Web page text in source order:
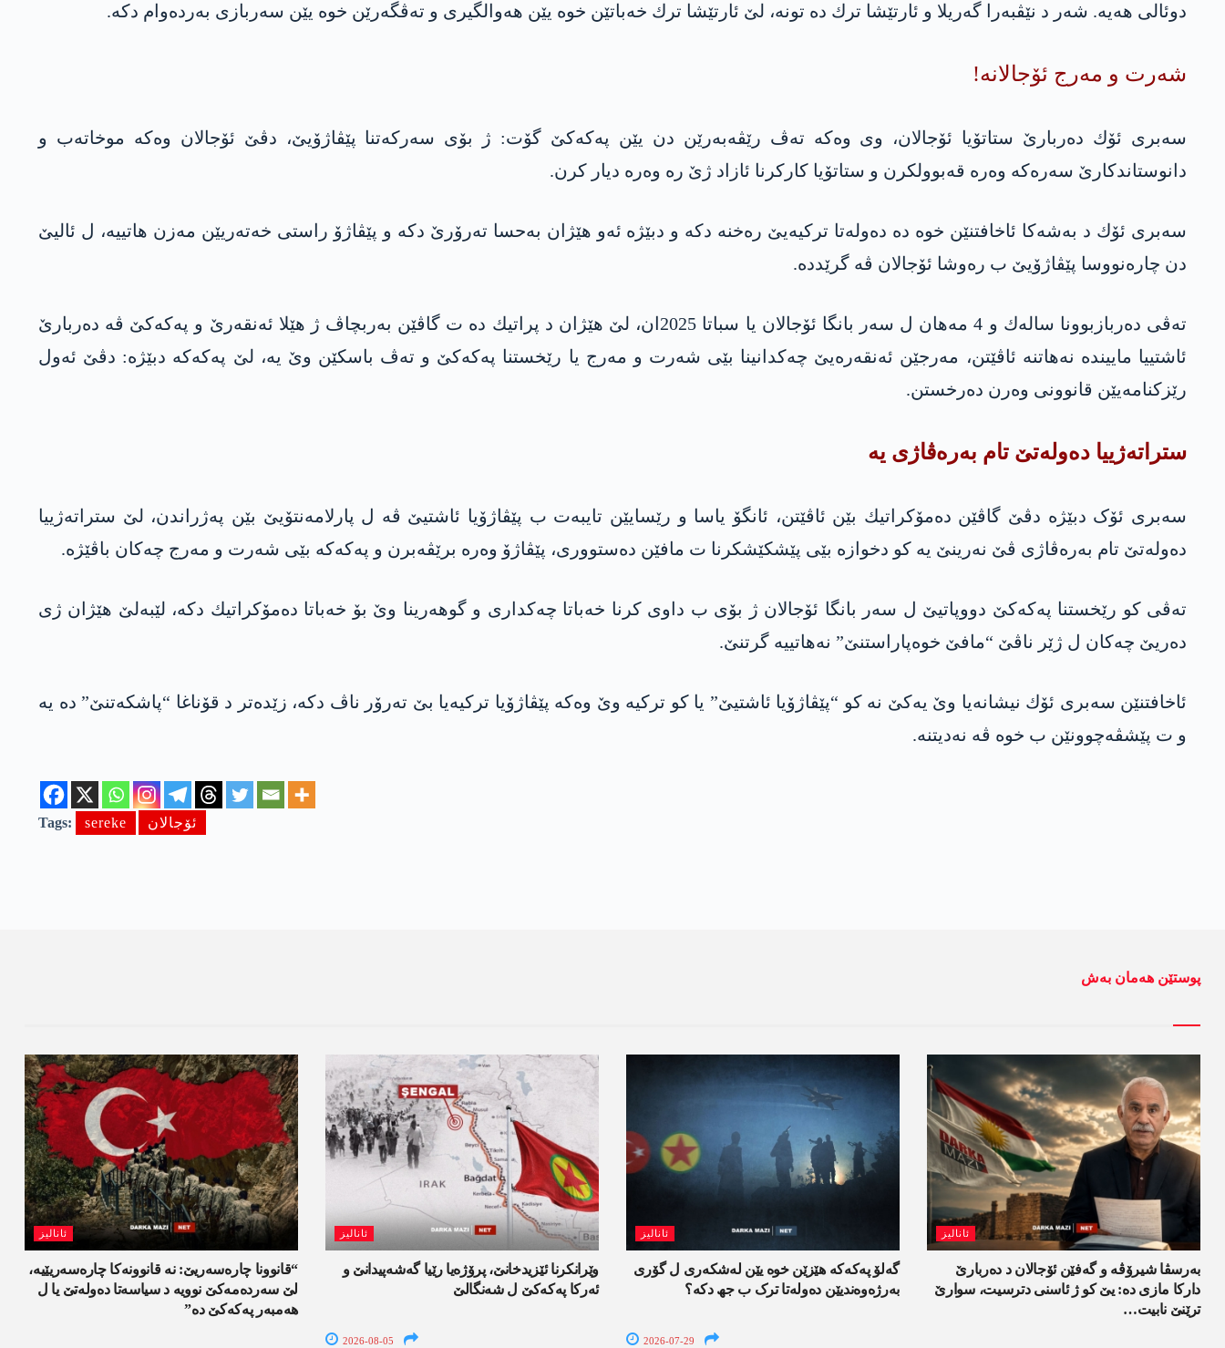
دوئالی هەیە. شه‌ر د نێڤبەرا گەریلا و ئارتێشا ترك ده‌ تونه‌، لێ ئارتێشا ترك خه‌باتێن خوه‌ یێن هەوالگیری و ته‌ڤگه‌رێن خوه‌ یێن سەربازی بەردەوام دکە.
شه‌رت و مه‌رج ئۆجالانه‌!
سه‌بری ئۆك ده‌ربارێ ستاتۆیا ئۆجالان، وی وه‌كه‌ ته‌ڤ رێڤه‌به‌رێن دن یێن په‌كه‌كێ گۆت: ژ بۆی سەرکەتنا پێڤاژۆیێ، دڤێ ئۆجالان وەکه‌ موخاتەب و
دانوستاندکارێ سەرەکه‌ وه‌ره‌ قەبوولکرن و ستاتۆیا کارکرنا ئازاد ژێ ره‌ وه‌ره‌ دیار كرن.
سه‌بری ئۆك د به‌شه‌كا ئاخافتنێن خوه‌ ده‌ ده‌وله‌تا تركیه‌یێ ره‌خنه‌ دكه‌ و دبێژه‌ ئه‌و هێژان به‌حسا ته‌رۆرێ دكه‌ و پێڤاژۆ راستی خه‌ته‌ریێن مه‌زن هاتییه‌، ل ئالیێ
دن چاره‌نووسا پێڤاژۆیێ ب ره‌وشا ئۆجالان ڤه‌ گرێدده‌.
ته‌ڤی ده‌ربازبوونا ساله‌ك و 4 مه‌هان ل سه‌ر بانگا ئۆجالان یا سباتا 2025ان، لێ هێژان د پراتیك ده‌ ت گاڤێن به‌ربچاڤ ژ هێلا ئه‌نقه‌رێ‌ و په‌كه‌كێ ڤه‌ ده‌ربارێ
ئاشتییا مایینده‌ نه‌هاتنه‌ ئاڤێتن، مه‌رجێن ئه‌نقه‌ره‌یێ‌ چه‌كدانینا بێی شه‌رت و مه‌رج یا رێخستنا په‌كه‌كێ و ته‌ڤ باسكێن وێ یه‌، لێ په‌كه‌كه‌ دبێژه‌: دڤێ ئه‌ول
رێزكنامه‌یێن قانوونی وه‌رن ده‌رخستن.
ستراته‌ژییا ده‌وله‌تێ تام به‌ره‌ڤاژی یه‌
سه‌بری ئۆک دبێژه‌ دڤێ گاڤێن ده‌مۆكراتیك بێن ئاڤێتن، ئانگۆ یاسا و رێسایێن تایبه‌ت ب پێڤاژۆیا ئاشتیێ ڤه‌ ل پارلامه‌نتۆیێ بێن په‌ژراندن، لێ ستراته‌ژییا
ده‌وله‌تێ تام به‌ره‌ڤاژی ڤێ نه‌رینێ یه‌ کو دخوازه‌ بێی پێشکێشکرنا ت مافێن دەستووری، پێڤاژۆ وه‌ره‌ برێڤه‌برن و په‌كه‌كه‌ بێی شه‌رت و مه‌رج چه‌كان باڤێژه‌.
ته‌ڤی كو رێخستنا په‌كه‌كێ دووپاتیێ ل سەر بانگا ئۆجالان ژ بۆی ب داوی كرنا خه‌باتا چه‌كداری و گوهه‌رینا وێ بۆ خه‌باتا ده‌مۆكراتیك دكه‌، لێبه‌لێ هێژان ژی
ده‌ریێ چه‌كان ل ژێر ناڤێ “مافێ خوه‌پاراستنێ” نه‌هاتییه‌ گرتنێ.
ئاخافتنێن سه‌بری ئۆك نیشانه‌یا وێ یه‌كێ نه‌ كو “پێڤاژۆیا ئاشتیێ” یا كو تركیه‌ وێ وه‌كه‌ پێڤاژۆیا تركیه‌یا بێ ته‌رۆر ناڤ دكه‌، زێده‌تر د قۆناغا “پاشكه‌تنێ” ده‌ یە
و ت پێشڤه‌چوونێن ب خوه‌ ڤه‌ نه‌دیتنه‌.
Tags: sereke ئۆجالان
پوستێن ھەمان بەش
ئانالیز
“قانوونا چارەسەریێ: نە قانوونەکا چارەسەریێیە،
لێ سەردەمەکێ نوویە د سیاسەتا دەولەتێ یا ل
ھەمبەر پەکەکێ دە”
ئانالیز
وێرانکرنا ئێزیدخانێ، پرۆژەیا رێیا گەشەپیدانێ و
ئەرکا پەکەکێ ل شەنگالێ
2026-08-05
ئانالیز
گەلۆ پەکەکە ھێزێن خوە یێن لەشکەری ل گۆری
بەرژەوەندیێن دەولەتا ترک ب جھ دکە؟
2026-07-29
ئانالیز
بەرسڤا شیرۆڤە و گەفێن ئۆجالان د دەربارێ
دارکا مازی دە: یێ کو ژ ئاسنی دترسیت، سوارێ
ترێنێ نابیت…